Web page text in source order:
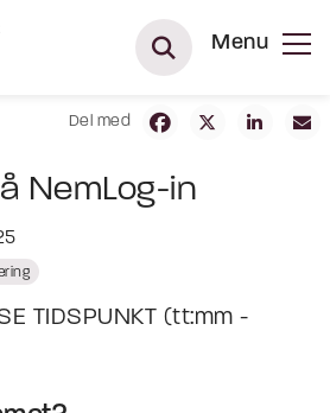
Menu
Del med
NemLog-in
TIDSPUNKT (tt:mm -